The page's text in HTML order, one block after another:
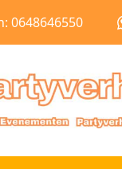
0648646550